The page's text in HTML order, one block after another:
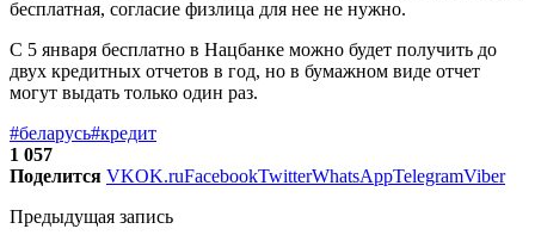
бесплатная, согласие физлица для нее не нужно.
С 5 января бесплатно в Нацбанке можно будет получить до
двух кредитных отчетов в год, но в бумажном виде отчет
могут выдать только один раз.
#беларусь#кредит
1 057
Поделится VKOK.ruFacebookTwitterWhatsAppTelegramViber
Предыдущая запись